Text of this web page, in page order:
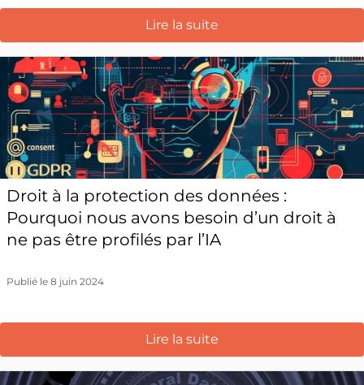
Lire la suite
Droit à la protection des données :
Pourquoi nous avons besoin d’un droit à
ne pas être profilés par l’IA
Publié le 8 juin 2024
Lire la suite